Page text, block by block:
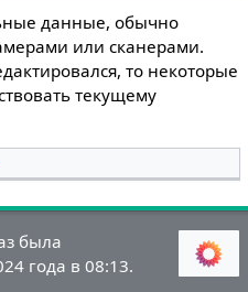
данные, обычно
или сканерами.
то некоторые
текущему
была
года в 08:13.